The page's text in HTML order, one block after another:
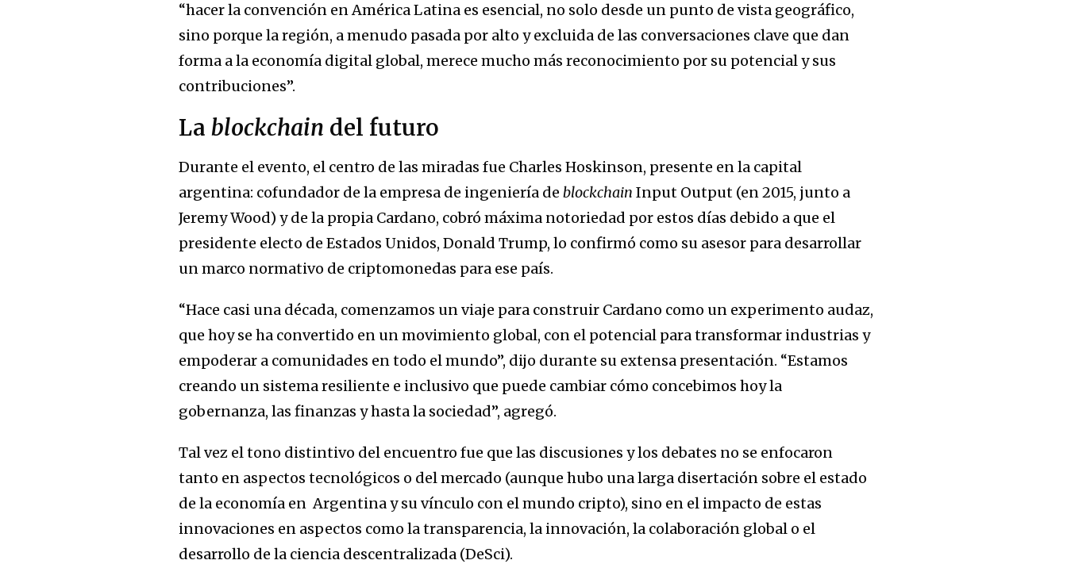
“hacer la convención en América Latina es esencial, no solo desde un punto de vista geográfico,
sino porque la región, a menudo pasada por alto y excluida de las conversaciones clave que dan
forma a la economía digital global, merece mucho más reconocimiento por su potencial y sus
contribuciones”.
Lablockchain del futuro
Durante el evento, el centro de las miradas fue Charles Hoskinson, presente en la capital
argentina: cofundador de la empresa de ingeniería deblockchain Input Output (en 2015, junto a
Jeremy Wood) y de la propia Cardano, cobró máxima notoriedad por estos días debido a que el
presidente electo de Estados Unidos, Donald Trump, lo confirmó como su asesor para desarrollar
un marco normativo de criptomonedas para ese país.
“Hace casi una década, comenzamos un viaje para construir Cardano como un experimento audaz,
que hoy se ha convertido en un movimiento global, con el potencial para transformar industrias y
empoderar a comunidades en todo el mundo”, dijo durante su extensa presentación. “Estamos
creando un sistema resiliente e inclusivo que puede cambiar cómo concebimos hoy la
gobernanza, las finanzas y hasta la sociedad”, agregó.
Tal vez el tono distintivo del encuentro fue que las discusiones y los debates no se enfocaron
tanto en aspectos tecnológicos o del mercado (aunque hubo una larga disertación sobre el estado
de la economía en Argentina y su vínculo con el mundo cripto), sino en el impacto de estas
innovaciones en aspectos como la transparencia, la innovación, la colaboración global o el
desarrollo de la ciencia descentralizada (DeSci).